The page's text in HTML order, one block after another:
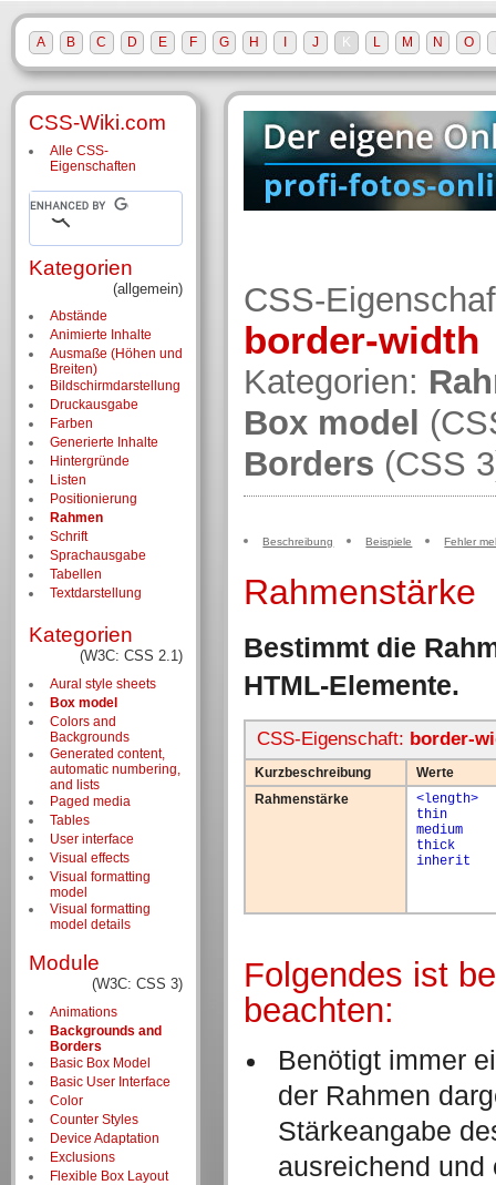
CSS-
border-width
Kategorien:
Box model
Borders (CSS
Beschreibung Beispiele Fehler
Rahmenstärke
Bestimmt die
HTML-Elemente.
CSS-Eigenschaft: border-
Kurzbeschreibung
Werte
Rahmenstärke
<length>
thin
medium
thick
inherit
Folgendes ist
beachten:
Benötigt immer
der Rahmen
Stärkeangabe
ausreichend und
CSS-Wiki.com
Alle CSS-
Eigenschaften
Kategorien
(allgemein)
Abstände
Animierte Inhalte
Ausmaße (Höhen und
Breiten)
Bildschirm­darstellung
Druckausgabe
Farben
Generierte Inhalte
Hintergründe
Listen
Positionierung
Rahmen
Schrift
Sprachausgabe
Tabellen
Textdarstellung
Kategorien
(W3C: CSS 2.1)
Aural style sheets
Box model
Colors and
Backgrounds
Generated content,
automatic numbering,
and lists
Paged media
Tables
User interface
Visual effects
Visual formatting
model
Visual formatting
model details
Module
(W3C: CSS 3)
Animations
Backgrounds and
Borders
Basic Box Model
Basic User Interface
Color
Counter Styles
Device Adaptation
Exclusions
Flexible Box Layout
A B C D E F G H J K L M N O